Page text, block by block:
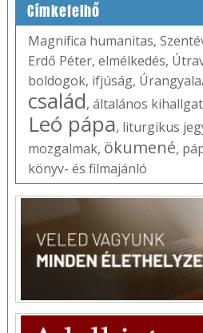
Címkefelhő
Magnifica humanitas,
Erdő Péter, elmélkedés,
boldogok, ifjúság,
család, általános
Leó pápa, liturgikus
mozgalmak, ökumené,
könyv- és filmajánló